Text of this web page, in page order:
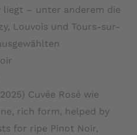
liegt – unter anderem die
Louvois und Tours-sur-
Cuvée Rosé wie
rich form, helped by
for ripe Pinot Noir,